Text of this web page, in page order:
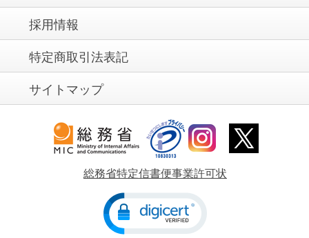
採用情報
特定商取引法表記
サイトマップ
総務省特定信書便事業許可状